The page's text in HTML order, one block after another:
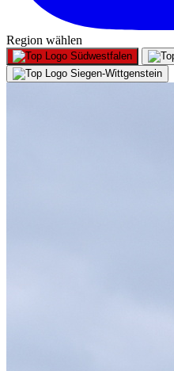
Region wählen
Südwestfalen
Siegen-Wittgenstein